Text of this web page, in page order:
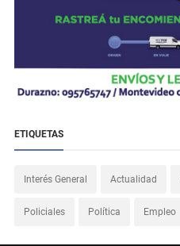
ETIQUETAS
Interés General Actualidad
Policiales Política Empleo